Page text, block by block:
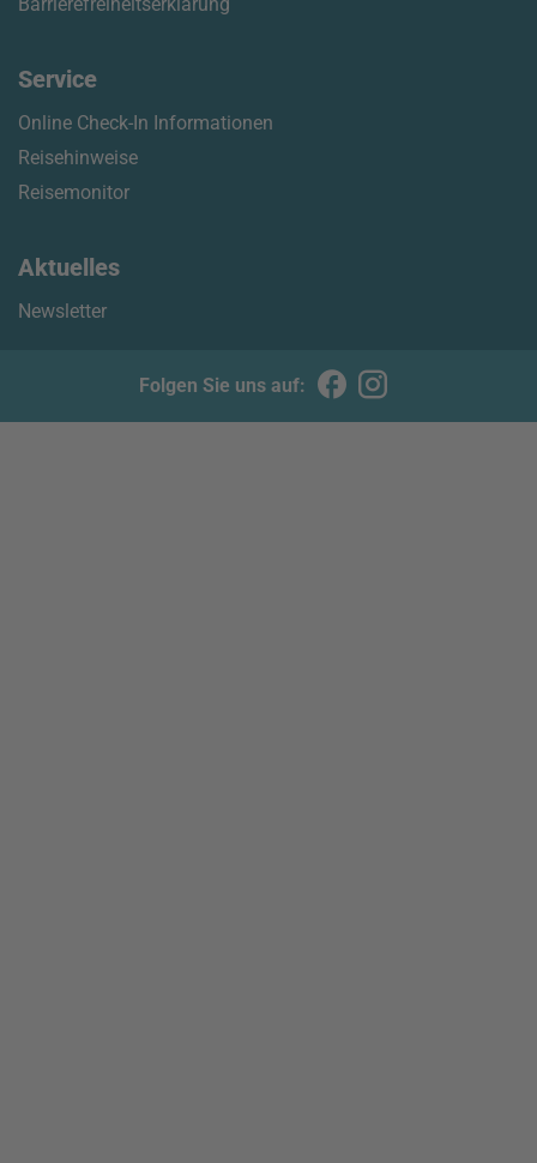
Service
Online Check-In Informationen
Reisehinweise
Reisemonitor
Aktuelles
Newsletter
Folgen Sie uns auf: